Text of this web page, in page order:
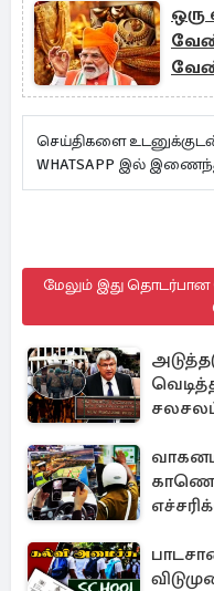
ஒரு
செய்திகளை
WHATSAPP இல்
மேலும் இது தொடர்பான